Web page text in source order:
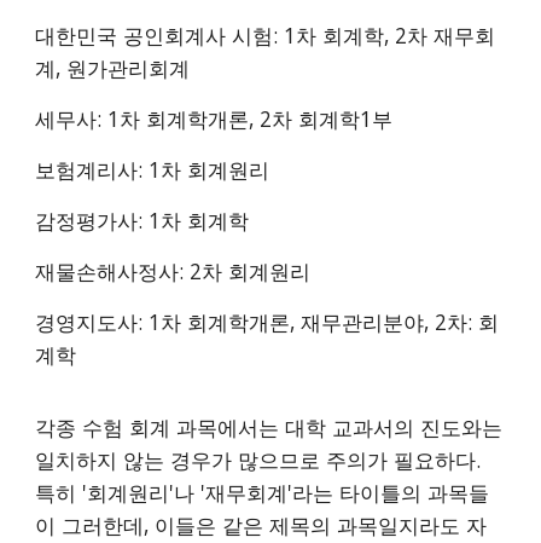
대한민국 공인회계사 시험: 1차 회계학, 2차 재무회
계, 원가관리회계
세무사: 1차 회계학개론, 2차 회계학1부
보험계리사: 1차 회계원리
감정평가사: 1차 회계학
재물손해사정사: 2차 회계원리
경영지도사: 1차 회계학개론, 재무관리분야, 2차: 회
계학
각종 수험 회계 과목에서는 대학 교과서의 진도와는
일치하지 않는 경우가 많으므로 주의가 필요하다.
특히 '회계원리'나 '재무회계'라는 타이틀의 과목들
이 그러한데, 이들은 같은 제목의 과목일지라도 자